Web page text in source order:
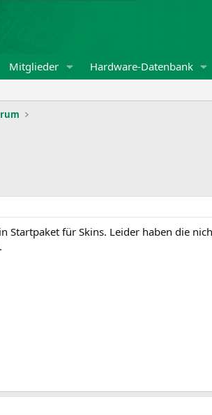
Mitglieder Hardware-Datenbank
Startpaket für Skins. Leider haben die